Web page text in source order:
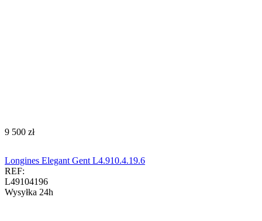
‍9 500‍ zł
Longines Elegant Gent L4.910.4.19.6
REF:
L49104196
Wysyłka 24h